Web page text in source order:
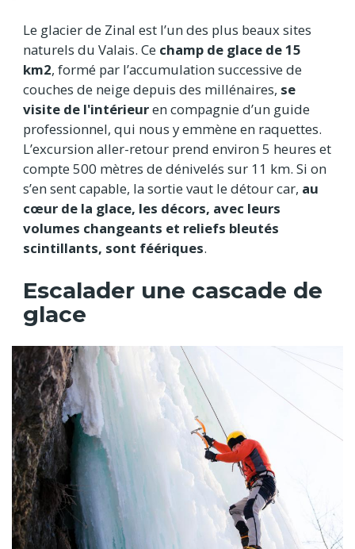
Le glacier de Zinal est l’un des plus beaux sites
naturels du Valais. Ce champ de glace de 15
km2, formé par l’accumulation successive de
couches de neige depuis des millénaires, se
visite de l'intérieuren compagnie d’un guide
professionnel, qui nous y emmène en raquettes.
L’excursion aller-retour prend environ 5 heures et
compte 500 mètres de dénivelés sur 11 km. Si on
s’en sent capable, la sortie vaut le détour car, au
cœur de la glace, les décors, avec leurs
volumes changeants et reliefs bleutés
scintillants, sont féériques.
Escalader une cascade de
glace